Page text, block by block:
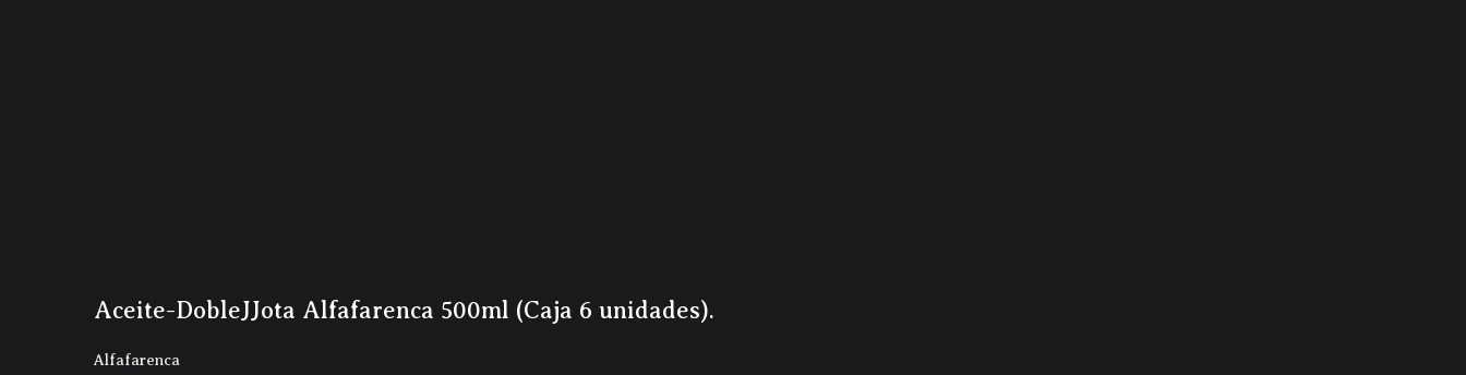
Aceite-DobleJJota Alfafarenca 500ml (Caja 6 unidades).
Alfafarenca